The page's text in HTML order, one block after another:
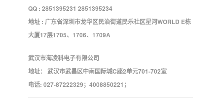
QQ : 2851395231 2851395234
地址 : 广东省深圳市龙华区民治街道民乐社区星河WORLD E栋
大厦17层1705、1706、1709A
武汉市海凌科电子有限公司
地址： 武汉市武昌区中南国际城C座2单元701-702室
电话: 027-87222329；4008850221；